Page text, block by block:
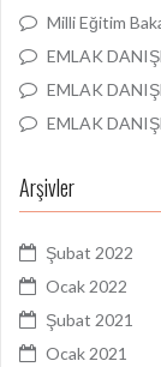
Milli Eğitim
EMLAK
EMLAK
EMLAK
Arşivler
Şubat 2022
Ocak 2022
Şubat 2021
Ocak 2021